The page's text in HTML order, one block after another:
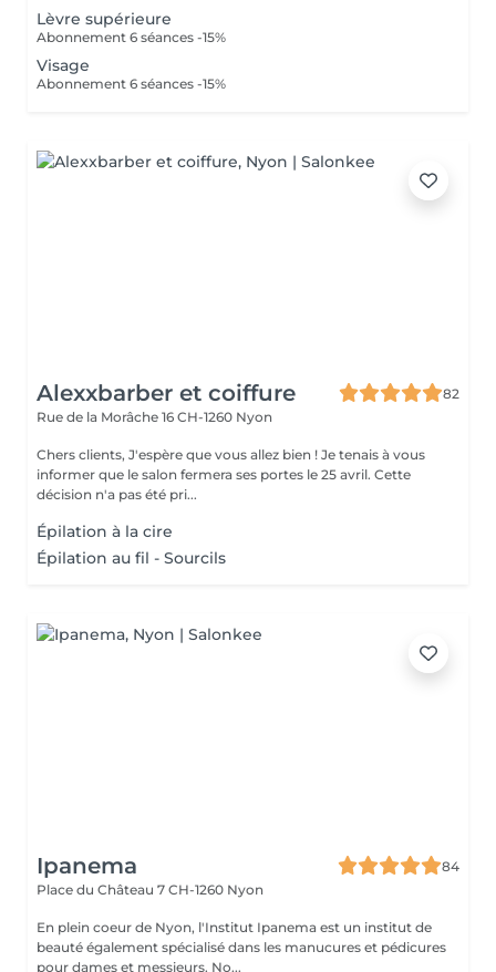
Lèvre supérieure
Abonnement 6 séances -15%
Visage
Abonnement 6 séances -15%
Alexxbarber et coiffure
82
Rue de la Morâche 16 CH-1260 Nyon
Chers clients, J'espère que vous allez bien ! Je tenais à vous
informer que le salon fermera ses portes le 25 avril. Cette
décision n'a pas été pri...
Épilation à la cire
Épilation au fil - Sourcils
Ipanema
84
Place du Château 7 CH-1260 Nyon
En plein coeur de Nyon, l'Institut Ipanema est un institut de
beauté également spécialisé dans les manucures et pédicures
pour dames et messieurs. No...